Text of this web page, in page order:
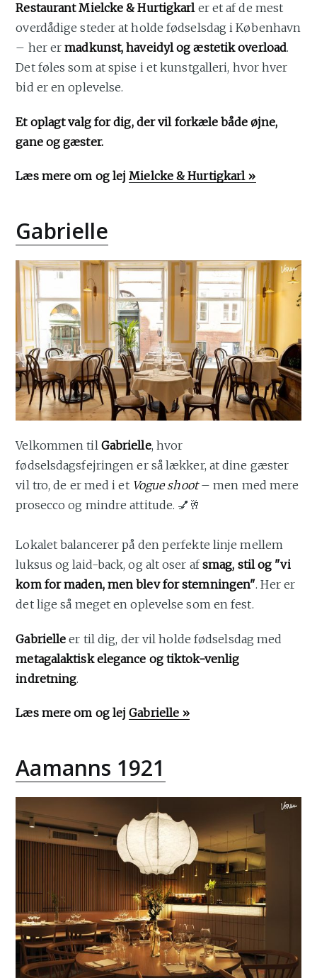
Restaurant Mielcke & Hurtigkarler et af de mest
overdådige steder at holde fødselsdag i København
– her ermadkunst, haveidyl og æstetik overload.
Det føles som at spise i et kunstgalleri, hvor hver
bid er en oplevelse.
Et oplagt valg for dig, der vil forkæle både øjne,
gane og gæster.
Læs mere om og lejMielcke & Hurtigkarl »
Gabrielle
Velkommen til Gabrielle, hvor
fødselsdagsfejringen er så lækker, at dine gæster
vil tro, de er med i et Vogue shoot– men med mere
prosecco og mindre attitude. 💅🥂
Lokalet balancerer på den perfekte linje mellem
luksus og laid-back, og alt oser afsmag, stil og "vi
kom for maden, men blev for stemningen". Her er
det lige så meget en oplevelse som en fest.
Gabrielle er til dig, der vil holde fødselsdag med
metagalaktisk elegance og tiktok-venlig
indretning.
Læs mere om og lejGabrielle »
Aamanns 1921